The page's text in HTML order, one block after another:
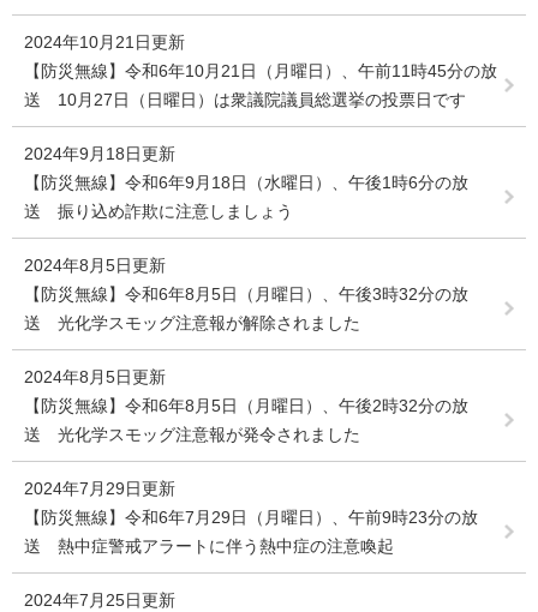
2024年10月21日更新
【防災無線】令和6年10月21日（月曜日）、午前11時45分の放
送 10月27日（日曜日）は衆議院議員総選挙の投票日です
2024年9月18日更新
【防災無線】令和6年9月18日（水曜日）、午後1時6分の放
送 振り込め詐欺に注意しましょう
2024年8月5日更新
【防災無線】令和6年8月5日（月曜日）、午後3時32分の放
送 光化学スモッグ注意報が解除されました
2024年8月5日更新
【防災無線】令和6年8月5日（月曜日）、午後2時32分の放
送 光化学スモッグ注意報が発令されました
2024年7月29日更新
【防災無線】令和6年7月29日（月曜日）、午前9時23分の放
送 熱中症警戒アラートに伴う熱中症の注意喚起
2024年7月25日更新